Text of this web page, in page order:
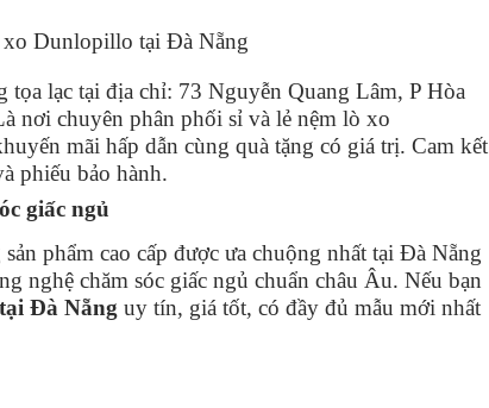
xo Dunlopillo tại Đà Nẵng
lạc tại địa chỉ: 73 Nguyễn Quang Lâm, P Hòa
nơi chuyên phân phối sỉ và lẻ nệm lò xo
mãi hấp dẫn cùng quà tặng có giá trị. Cam kết
phiếu bảo hành.
giấc ngủ
phẩm cao cấp được ưa chuộng nhất tại Đà Nẵng
nghệ chăm sóc giấc ngủ chuẩn châu Âu. Nếu bạn
Đà Nẵng uy tín, giá tốt, có đầy đủ mẫu mới nhất